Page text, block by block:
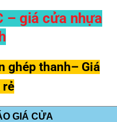
– giá cửa nhựa
ghép thanh– Giá
rẻ
GIÁ CỬA